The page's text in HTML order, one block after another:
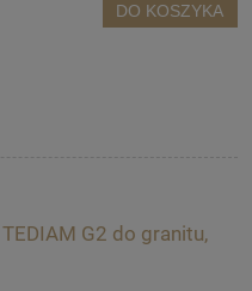
DO KOSZYKA
G2 do granitu,